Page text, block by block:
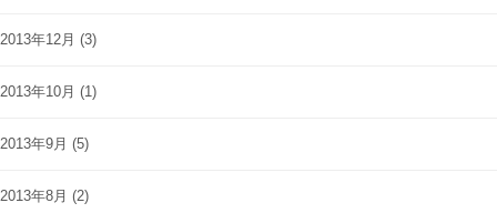
2013年12月 (3)
2013年10月 (1)
2013年9月 (5)
2013年8月 (2)